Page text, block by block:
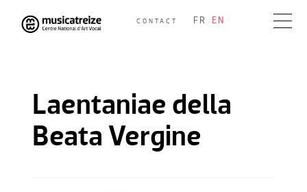
Skip
to
CONTACT FR EN
Laentaniae della
Beata Vergine